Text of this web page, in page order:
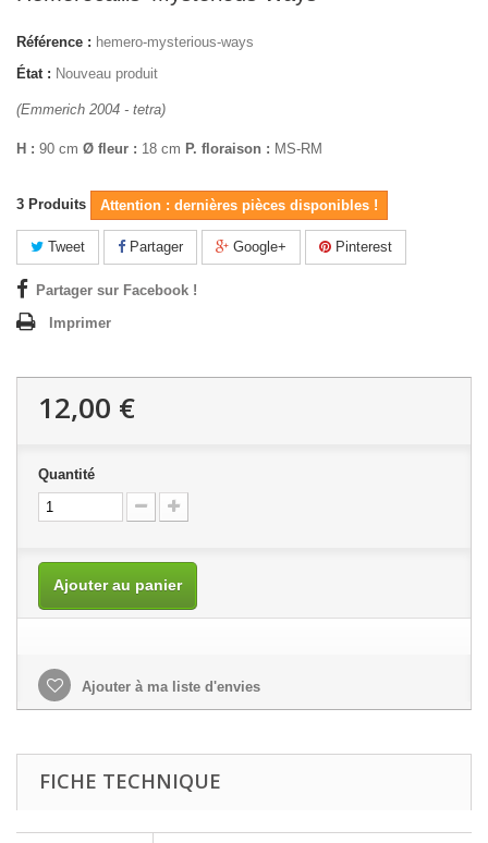
Référence : hemero-mysterious-ways
État : Nouveau produit
(Emmerich 2004 - tetra)
H : 90 cm Ø fleur : 18 cm P. floraison : MS-RM
3 Produits Attention : dernières pièces disponibles !
Tweet Partager Google+ Pinterest
Partager sur Facebook !
Imprimer
12,00 €
Quantité
Ajouter au panier
Ajouter à ma liste d'envies
FICHE TECHNIQUE